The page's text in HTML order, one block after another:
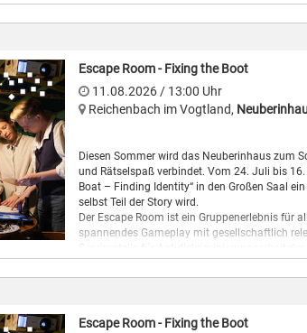
Escape Room - Fixing the Boot
11.08.2026/ 13:00 Uhr
Reichenbach im Vogtland,
Diesen Sommer wird das Neuberinhaus zum
und Rätselspaß verbindet. Vom 24. Juli bis
Boat – Finding Identity“ in den Großen Saal
selbst Teil der Story wird.
Der Escape Room ist ein Gruppenerlebnis für
spannendes Gameplay mit gesellschaftlich
wird das Projekt durch die Kulturstiftung des
Spieler:innen begeben sich auf ein
knifflige Rätsel und eine spannende
Escape Room - Fixing the Boot